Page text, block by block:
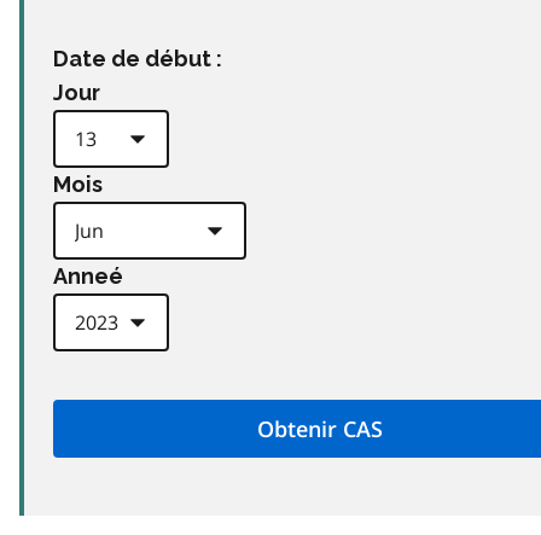
Date de début :
Jour
Mois
Anneé